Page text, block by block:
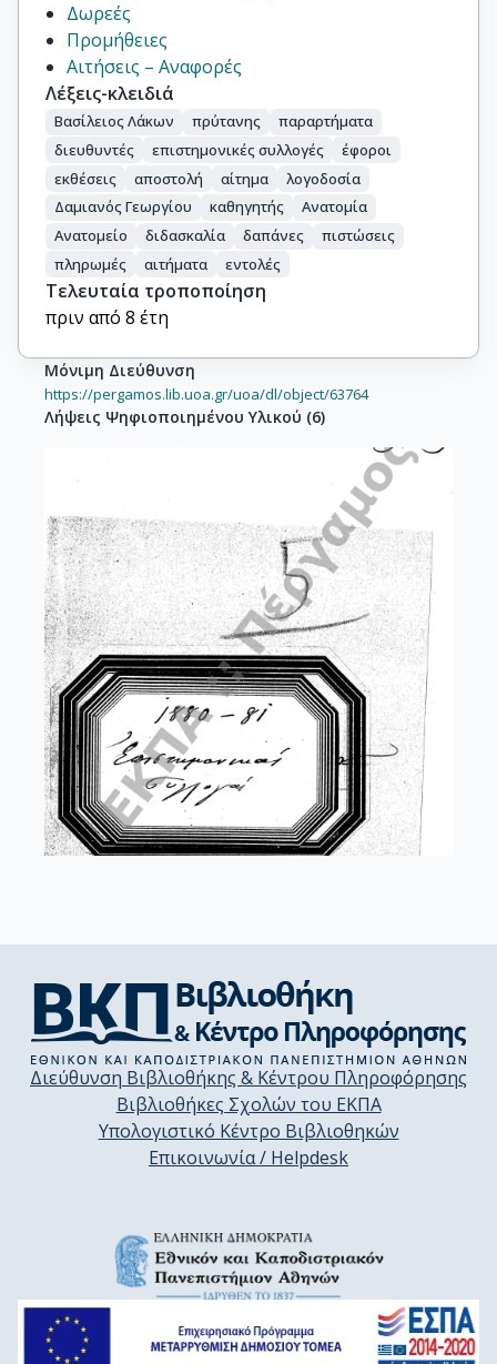
Δωρεές
Προμήθειες
Αιτήσεις – Αναφορές
Λέξεις-κλειδιά
Βασίλειος Λάκων πρύτανης
παραρτήματα
διευθυντές
επιστημονικές συλλογές
έφοροι
εκθέσεις
αποστολή αίτημα
λογοδοσία
Δαμιανός Γεωργίου
καθηγητής
Ανατομία
Ανατομείο
διδασκαλία δαπάνες
πιστώσεις
πληρωμές
αιτήματα εντολές
Τελευταία τροποποίηση
πριν από 8 έτη
Μόνιμη Διεύθυνση
https://pergamos.lib.uoa.gr/uoa/dl/object/63764
Λήψεις Ψηφιοποιημένου Υλικού (6)
Διεύθυνση Βιβλιοθήκης & Κέντρου Πληροφόρησης
Βιβλιοθήκες Σχολών του ΕΚΠΑ
Υπολογιστικό Κέντρο Βιβλιοθηκών
Επικοινωνία / Helpdesk